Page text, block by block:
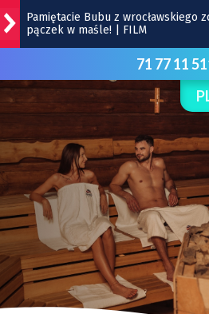
Pamiętacie Bubu z wrocławskiego
pączek w maśle! | FILM
BIOletyn: jest już nowy numer
Ekosystemu
Śląsk – Cracovia, 9 sierpnia na
|TRANSMISJA
Wrocław na weekend 7-9 sierpnia
[WYDARZENIA]
Wrocławska Potańcówka w
71 77 11